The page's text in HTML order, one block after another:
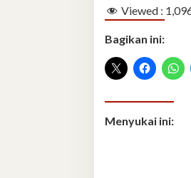
Viewed :
Bagikan ini:
Menyukai ini: